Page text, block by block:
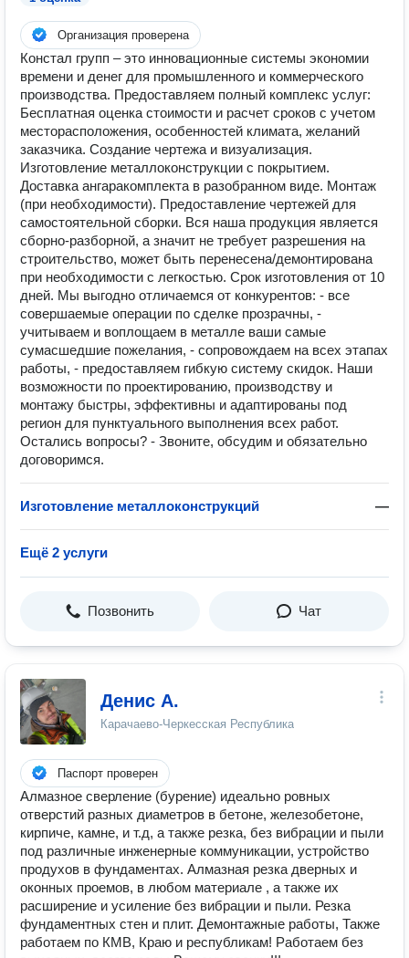
Организация проверена
Констал групп – это инновационные системы экономии
времени и денег для промышленного и коммерческого
производства. Предоставляем полный комплекс услуг:
Бесплатная оценка стоимости и расчет сроков с учетом
месторасположения, особенностей климата, желаний
заказчика. Создание чертежа и визуализация.
Изготовление металлоконструкции с покрытием.
Доставка ангаракомплекта в разобранном виде. Монтаж
(при необходимости). Предоставление чертежей для
самостоятельной сборки. Вся наша продукция является
сборно-разборной, а значит не требует разрешения на
строительство, может быть перенесена/демонтирована
при необходимости с легкостью. Срок изготовления от 10
дней. Мы выгодно отличаемся от конкурентов: - все
совершаемые операции по сделке прозрачны, -
учитываем и воплощаем в металле ваши самые
сумасшедшие пожелания, - сопровождаем на всех этапах
работы, - предоставляем гибкую систему скидок. Наши
возможности по проектированию, производству и
монтажу быстры, эффективны и адаптированы под
регион для пунктуального выполнения всех работ.
Остались вопросы? - Звоните, обсудим и обязательно
договоримся.
Изготовление металлоконструкций —
Ещё 2 услуги
Позвонить Чат
Денис А.
Карачаево-Черкесская Республика
Паспорт проверен
Алмазное сверление (бурение) идеально ровных
отверстий разных диаметров в бетоне, железобетоне,
кирпиче, камне, и т.д, а также резка, без вибрации и пыли
под различные инженерные коммуникации, устройство
продухов в фундаментах. Алмазная резка дверных и
оконных проемов, в любом материале , а также их
расширение и усиление без вибрации и пыли. Резка
фундаментных стен и плит. Демонтажные работы, Также
работаем по КМВ, Краю и республикам! Работаем без